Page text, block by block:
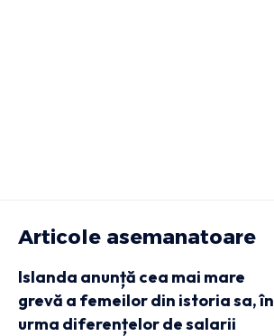
Articole asemanatoare
Islanda anunță cea mai mare
grevă a femeilor din istoria sa, în
urma diferențelor de salarii